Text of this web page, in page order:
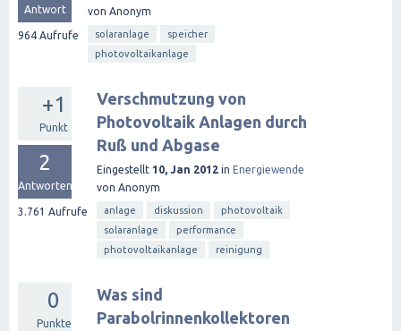
Antwort
964 Aufrufe
von Anonym
solaranlage
speicher
photovoltaikanlage
+1
Punkt
2
Antworten
3.761 Aufrufe
Verschmutzung von
Photovoltaik Anlagen durch
Ruß und Abgase
Eingestellt 10, Jan 2012 in Energiewende
von Anonym
anlage diskussion
photovoltaik
solaranlage
performance
photovoltaikanlage
reinigung
0
Punkte
Was sind
Parabolrinnenkollektoren